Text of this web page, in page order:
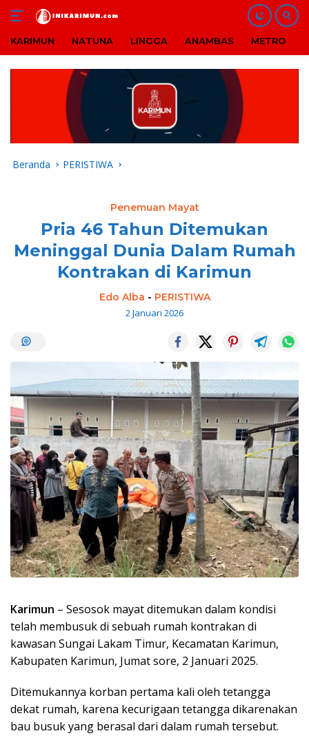
KARIMUN NATUNA LINGGA ANAMBAS METRO
Beranda PERISTIWA
Penemuan Mayat
Pria 46 Tahun Ditemukan
Meninggal Dunia Dalam Rumah
Kontrakan di Karimun
Edo Alba - PERISTIWA
2 Januari 2026
Karimun – Sesosok mayat ditemukan dalam kondisi
telah membusuk di sebuah rumah kontrakan di
kawasan Sungai Lakam Timur, Kecamatan Karimun,
Kabupaten Karimun, Jumat sore, 2 Januari 2025.
Ditemukannya korban pertama kali oleh tetangga
dekat rumah, karena kecurigaan tetangga dikarenakan
bau busuk yang berasal dari dalam rumah tersebut.